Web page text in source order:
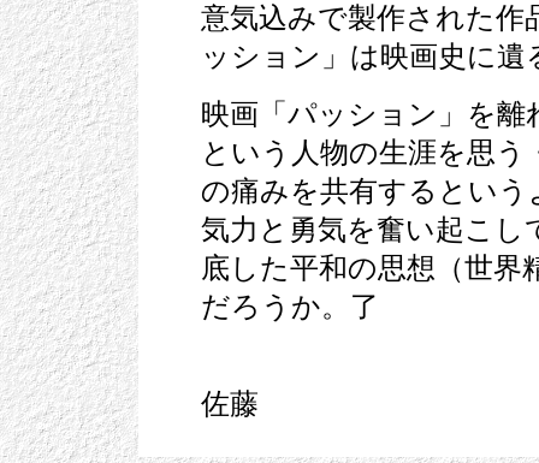
意気込みで製作された作
ッション」は映画史に
映画「パッション」を
という人物の生涯を思
の痛みを共有するとい
気力と勇気を奮い起こし
底した平和の思想（世
だろうか。了
佐藤